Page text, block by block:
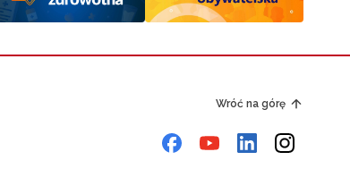
Wróć na górę